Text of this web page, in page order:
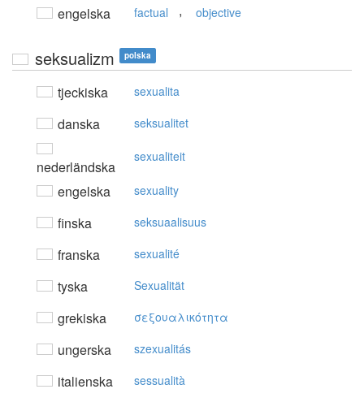
engelska factual , objective
seksualizm polska
tjeckiska sexualita
danska seksualitet
nederländska
sexualiteit
engelska sexuality
finska seksuaalisuus
franska sexualité
tyska Sexualität
grekiska σεξoυαλικότητα
ungerska szexualitás
italienska sessualità